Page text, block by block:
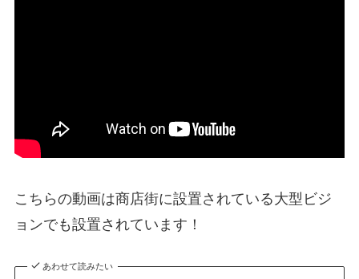
こちらの動画は商店街に設置されている大型ビジ
ョンでも設置されています！
あわせて読みたい